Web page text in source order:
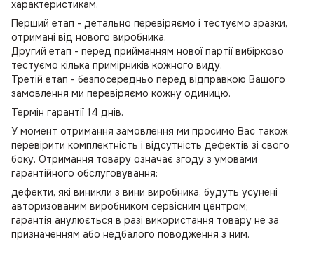
характеристикам.
Перший етап - детально перевіряємо і тестуємо зразки,
отримані від нового виробника.
Другий етап - перед прийманням нової партії вибірково
тестуємо кілька примірників кожного виду.
Третій етап - безпосередньо перед відправкою Вашого
замовлення ми перевіряємо кожну одиницю.
Термін гарантії 14 днів.
У момент отримання замовлення ми просимо Вас також
перевірити комплектність і відсутність дефектів зі свого
боку. Отримання товару означає згоду з умовами
гарантійного обслуговування:
дефекти, які виникли з вини виробника, будуть усунені
авторизованим виробником сервісним центром;
гарантія анулюється в разі використання товару не за
призначенням або недбалого поводження з ним.